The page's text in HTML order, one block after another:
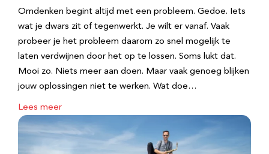
Omdenken begint altijd met een probleem. Gedoe. Iets
wat je dwars zit of tegenwerkt. Je wilt er vanaf. Vaak
probeer je het probleem daarom zo snel mogelijk te
laten verdwijnen door het op te lossen. Soms lukt dat.
Mooi zo. Niets meer aan doen. Maar vaak genoeg blijken
jouw oplossingen niet te werken. Wat doe…
Lees meer